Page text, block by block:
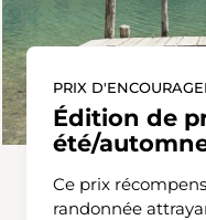
PRIX
Édition de
été/
Ce prix
randonnée